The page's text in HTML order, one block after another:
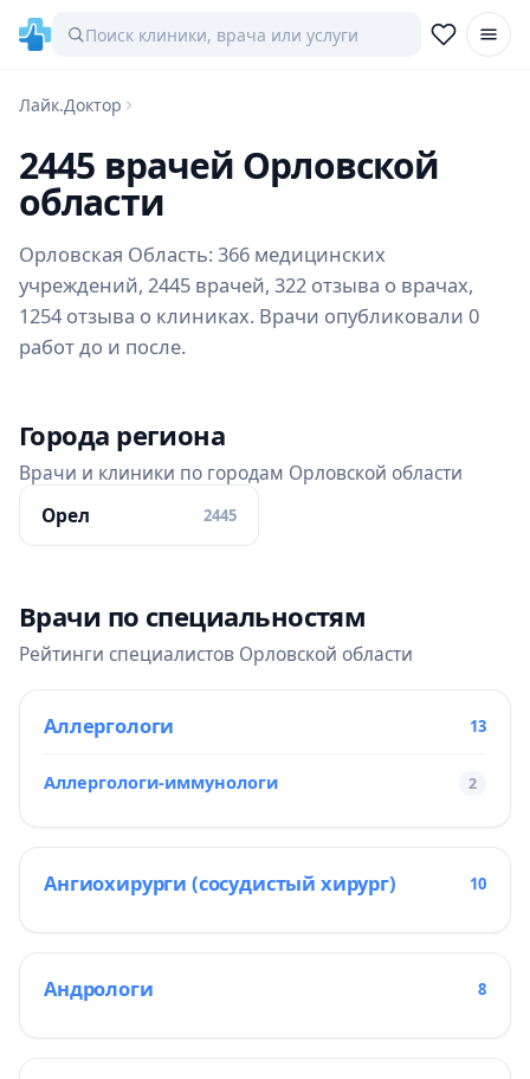
Лайк.Доктор
2445 врачей Орловской
области
Орловская Область: 366 медицинских
учреждений, 2445 врачей, 322 отзыва о врачах,
1254 отзыва о клиниках. Врачи опубликовали 0
работ до и после.
Города региона
Врачи и клиники по городам Орловской области
Орел
2445
Врачи по специальностям
Рейтинги специалистов Орловской области
Аллергологи 13
Аллергологи-иммунологи 2
Ангиохирурги (сосудистый хирург) 10
Андрологи 8